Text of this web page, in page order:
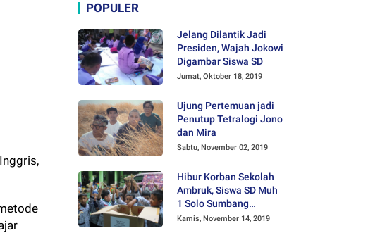
POPULER
Jelang Dilantik Jadi
Presiden, Wajah Jokowi
Digambar Siswa SD
Jumat, Oktober 18, 2019
Ujung Pertemuan jadi
Penutup Tetralogi Jono
dan Mira
Sabtu, November 02, 2019
Hibur Korban Sekolah
Ambruk, Siswa SD Muh
1 Solo Sumbang
Mainan Othok-othok
Kamis, November 14, 2019